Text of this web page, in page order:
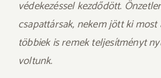
védekezéssel kezdődött.
csapattársak, nekem jött ki most
többiek is remek teljesítményt
voltunk.